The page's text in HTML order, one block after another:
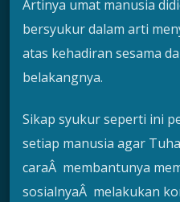
Artinya umat manusia
bersyukur dalam arti
atas kehadiran sesama
belakangnya.
Sikap syukur seperti ini
setiap manusia agar
caraÂ membantunya
sosialnyaÂ melakukan